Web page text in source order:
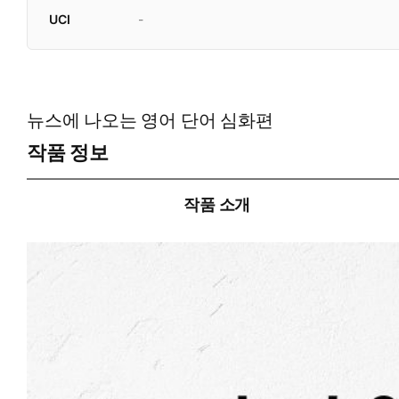
UCI
-
뉴스에 나오는 영어 단어 심화편
작품 정보
작품 소개